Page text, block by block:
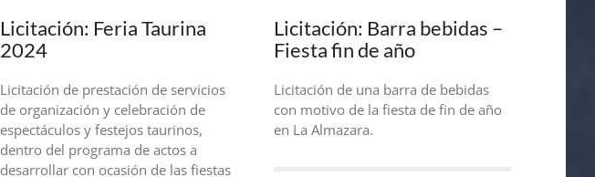
Licitación: Feria Taurina
2024
Licitación de prestación de servicios
de organización y celebración de
espectáculos y festejos taurinos,
dentro del programa de actos a
desarrollar con ocasión de las fiestas
Licitación: Barra bebidas –
Fiesta fin de año
Licitación de una barra de bebidas
con motivo de la fiesta de fin de año
en La Almazara.